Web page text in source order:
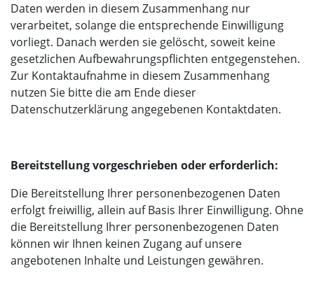
Daten werden in diesem Zusammenhang nur
verarbeitet, solange die entsprechende Einwilligung
vorliegt. Danach werden sie gelöscht, soweit keine
gesetzlichen Aufbewahrungspflichten entgegenstehen.
Zur Kontaktaufnahme in diesem Zusammenhang
nutzen Sie bitte die am Ende dieser
Datenschutzerklärung angegebenen Kontaktdaten.
Bereitstellung vorgeschrieben oder erforderlich:
Die Bereitstellung Ihrer personenbezogenen Daten
erfolgt freiwillig, allein auf Basis Ihrer Einwilligung. Ohne
die Bereitstellung Ihrer personenbezogenen Daten
können wir Ihnen keinen Zugang auf unsere
angebotenen Inhalte und Leistungen gewähren.